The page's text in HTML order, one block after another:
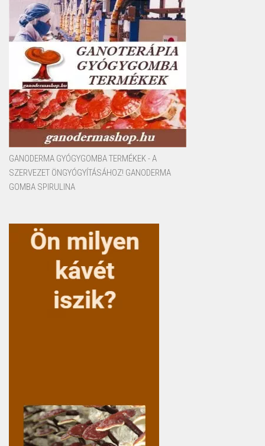
GANODERMA GYÓGYGOMBA TERMÉKEK - A
SZERVEZET ÖNGYÓGYÍTÁSÁHOZ! GANODERMA
GOMBA SPIRULINA